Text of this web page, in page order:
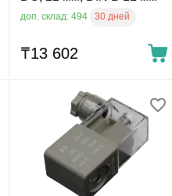
доп. склад: 494 30 дней
₸13 602